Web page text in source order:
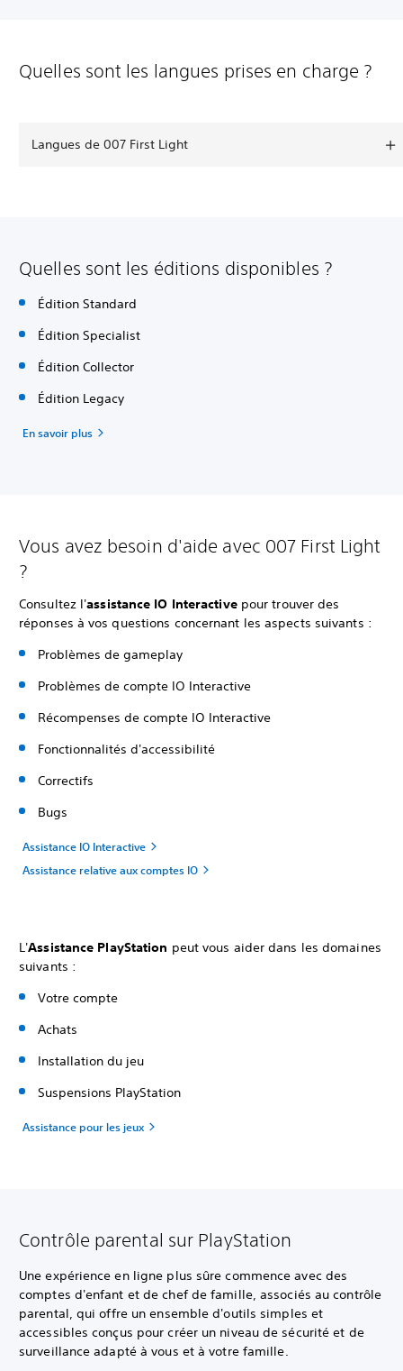
Quelles sont les langues prises en charge ?
Langues de 007 First Light
Quelles sont les éditions disponibles ?
Édition Standard
Édition Specialist
Édition Collector
Édition Legacy
En savoir plus
Vous avez besoin d'aide avec 007 First Light
?
Consultez l'assistance IO Interactivepour trouver des
réponses à vos questions concernant les aspects suivants :
Problèmes de gameplay
Problèmes de compte IO Interactive
Récompenses de compte IO Interactive
Fonctionnalités d'accessibilité
Correctifs
Bugs
Assistance IO Interactive
Assistance relative aux comptes IO
L'Assistance PlayStation peut vous aider dans les domaines
suivants :
Votre compte
Achats
Installation du jeu
Suspensions PlayStation
Assistance pour les jeux
Contrôle parental sur PlayStation
Une expérience en ligne plus sûre commence avec des
comptes d'enfant et de chef de famille, associés au contrôle
parental, qui offre un ensemble d'outils simples et
accessibles conçus pour créer un niveau de sécurité et de
surveillance adapté à vous et à votre famille.